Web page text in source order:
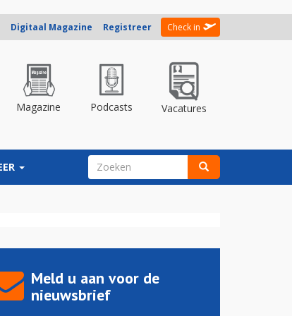
Digitaal Magazine Registreer Check in
Magazine Podcasts Vacatures
ZOEKVELD
Meld u aan voor de
nieuwsbrief